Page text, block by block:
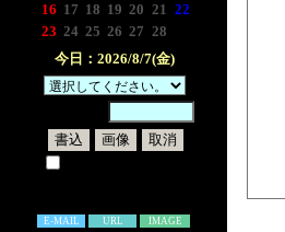
16 17 18 19 20 21 22
23 24 25 26 27 28
今日：2026/8/7(金)
E-MAIL URL IMAGE